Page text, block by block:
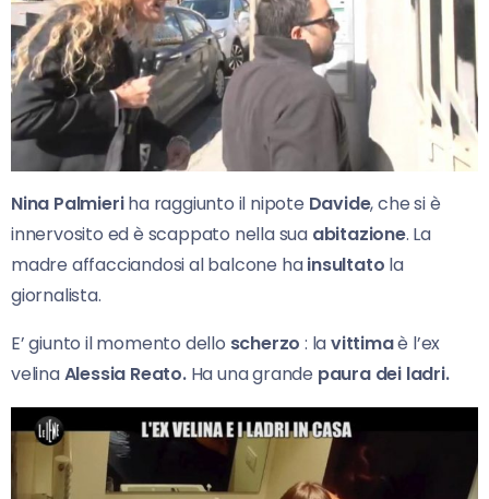
Nina Palmieriha raggiunto il nipote Davide, che si è
innervosito ed è scappato nella sua abitazione. La
madre affacciandosi al balcone hainsultato la
giornalista.
E’ giunto il momento dello scherzo : lavittimaè l’ex
velinaAlessia Reato. Ha una grande paura dei ladri.